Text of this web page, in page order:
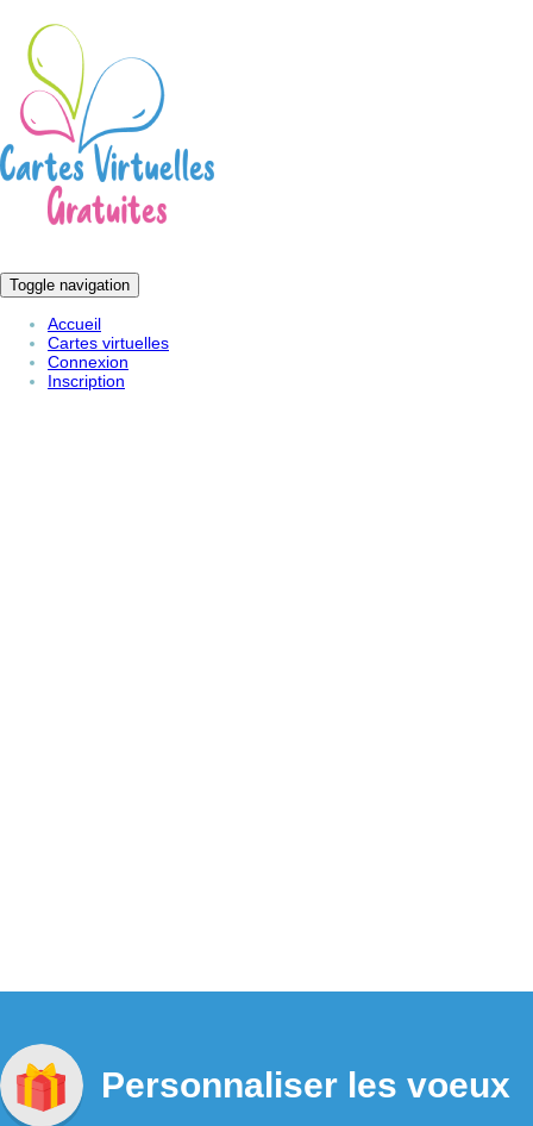
Toggle navigation
Accueil
Cartes virtuelles
Connexion
Inscription
Personnaliser les voeux